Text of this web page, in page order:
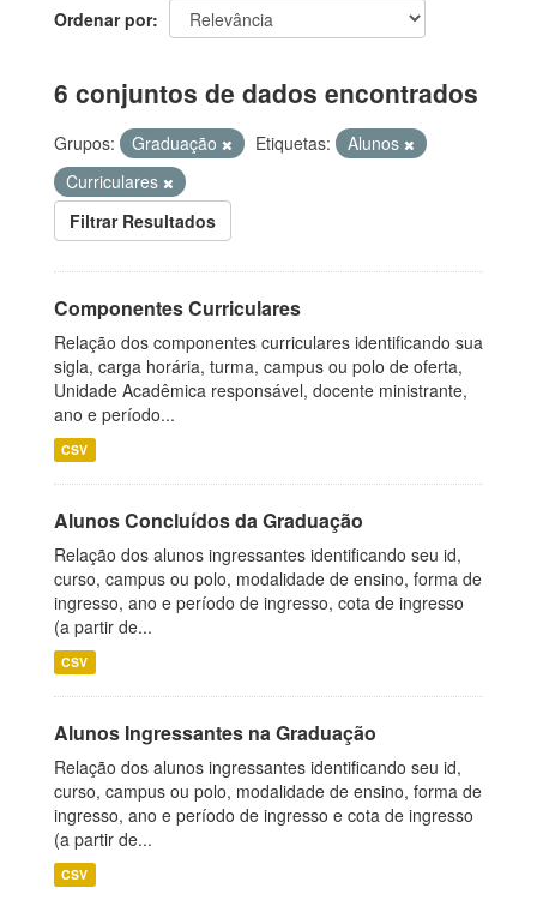
Ordenar por
6 conjuntos de dados encontrados
Grupos: Graduação Etiquetas:
Alunos
Curriculares
Filtrar Resultados
Componentes Curriculares
Relação dos componentes curriculares identificando sua
sigla, carga horária, turma, campus ou polo de oferta,
Unidade Acadêmica responsável, docente ministrante,
ano e período...
CSV
Alunos Concluídos da Graduação
Relação dos alunos ingressantes identificando seu id,
curso, campus ou polo, modalidade de ensino, forma de
ingresso, ano e período de ingresso, cota de ingresso
(a partir de...
CSV
Alunos Ingressantes na Graduação
Relação dos alunos ingressantes identificando seu id,
curso, campus ou polo, modalidade de ensino, forma de
ingresso, ano e período de ingresso e cota de ingresso
(a partir de...
CSV